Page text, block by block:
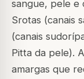
sangue, pele e
Srotas (canais
(canais
Pitta da pele).
amargas que